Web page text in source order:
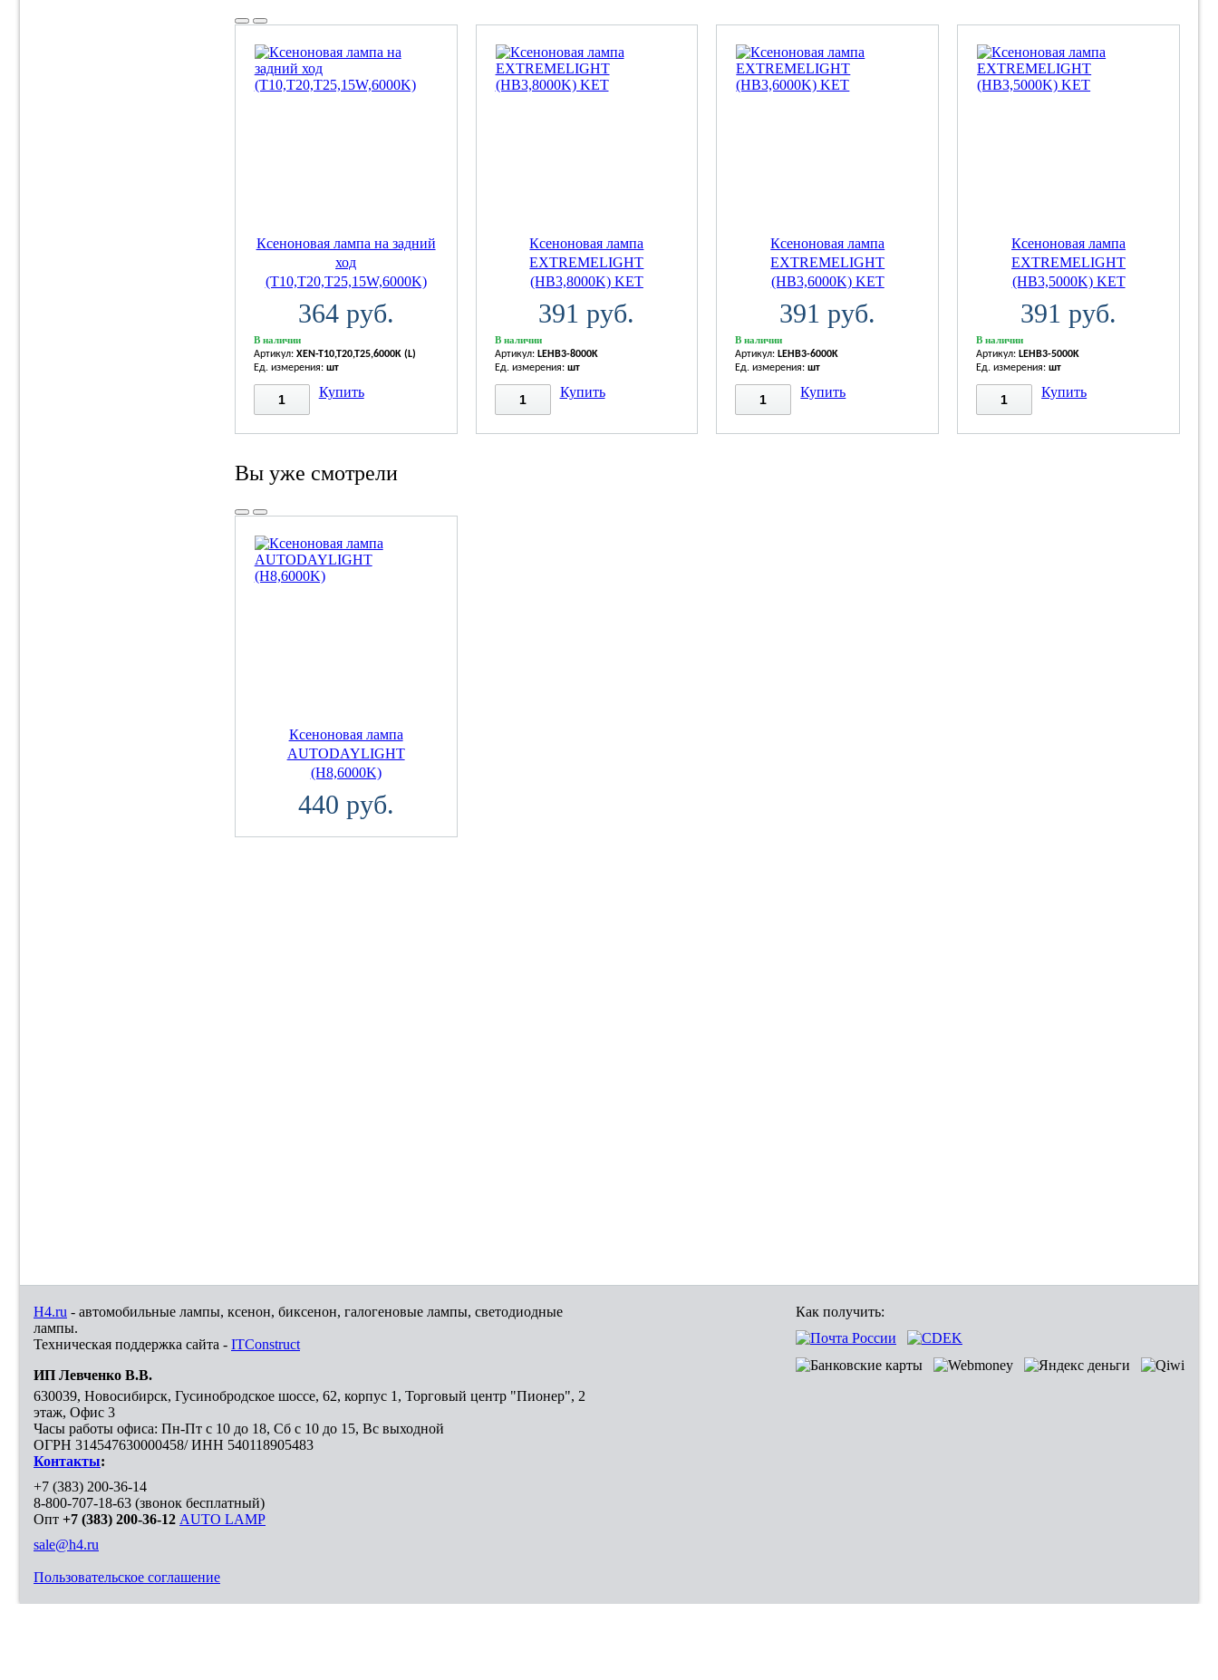
Ксеноновая лампа на задний
ход
(T10,T20,T25,15W,6000K)
364 руб.
В наличии
Артикул: XEN-T10,T20,T25,6000K (L)
Ед. измерения: шт
Купить
Ксеноновая лампа
EXTREMELIGHT
(HB3,8000K) KET
391 руб.
В наличии
Артикул: LEHB3-8000K
Ед. измерения: шт
Купить
Ксеноновая лампа
EXTREMELIGHT
(HB3,6000K) KET
391 руб.
В наличии
Артикул: LEHB3-6000K
Ед. измерения:шт
Купить
Ксеноновая лампа
EXTREMELIGHT
(HB3,5000K) KET
391 руб.
В наличии
Артикул: LEHB3-5000K
Ед. измерения:шт
Купить
Вы уже смотрели
Ксеноновая лампа
AUTODAYLIGHT
(H8,6000K)
440 руб.
H4.ru - автомобильные лампы, ксенон, биксенон, галогеновые лампы, светодиодные
лампы.
Техническая поддержка сайта - ITConstruct
ИП Левченко В.В.
630039, Новосибирск, Гусинобродское шоссе, 62, корпус 1, Торговый центр "Пионер", 2
этаж, Офис 3
Часы работы офиса: Пн-Пт с 10 до 18, Сб с 10 до 15, Вс выходной
ОГРН 314547630000458/ ИНН 540118905483
Контакты:
+7 (383) 200-36-14
8-800-707-18-63 (звонок бесплатный)
Опт +7 (383) 200-36-12 AUTO LAMP
sale@h4.ru
Пользовательское соглашение
Как получить: